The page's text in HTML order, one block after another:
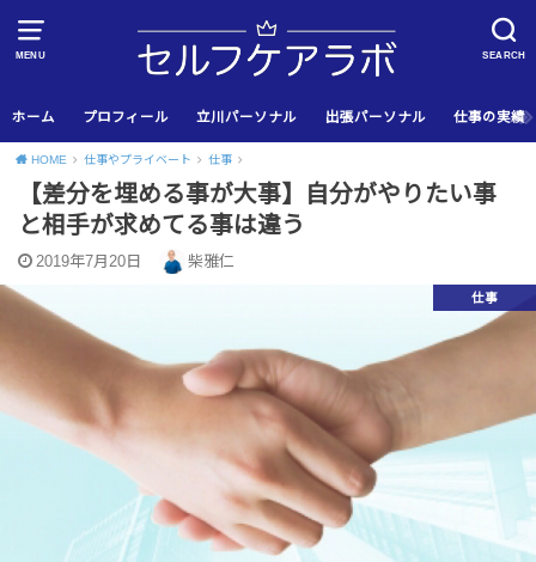
MENU SEARCH
ホーム プロフィール 立川パーソナル 出張パーソナル 仕事の実績
HOME 仕事やプライベート 仕事
【差分を埋める事が大事】自分がやりたい事
と相手が求めてる事は違う
2019年7月20日 柴雅仁
仕事